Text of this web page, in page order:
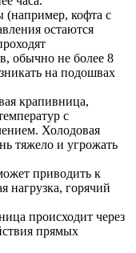
(например, кофта с
остаются
обычно не более 8
на подошвах
крапивница,
с
Холодовая
тяжело и угрожать
приводить к
нагрузка, горячий
происходит через
прямых